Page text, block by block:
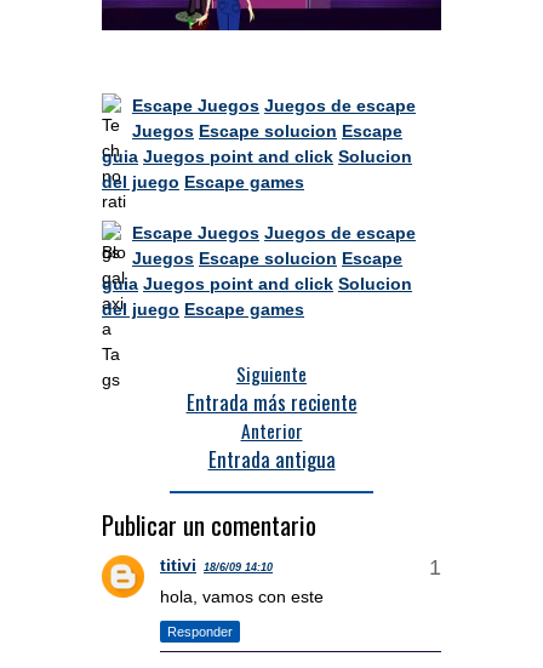
Escape Juegos Juegos de escape
Juegos Escape solucion Escape
guia Juegos point and click Solucion
del juego Escape games
Escape Juegos Juegos de escape
Juegos Escape solucion Escape
guia Juegos point and click Solucion
del juego Escape games
Siguiente
Entrada más reciente
Anterior
Entrada antigua
Publicar un comentario
titivi 18/6/09 14:10
hola, vamos con este
Responder